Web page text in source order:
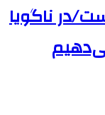
در ناگویا